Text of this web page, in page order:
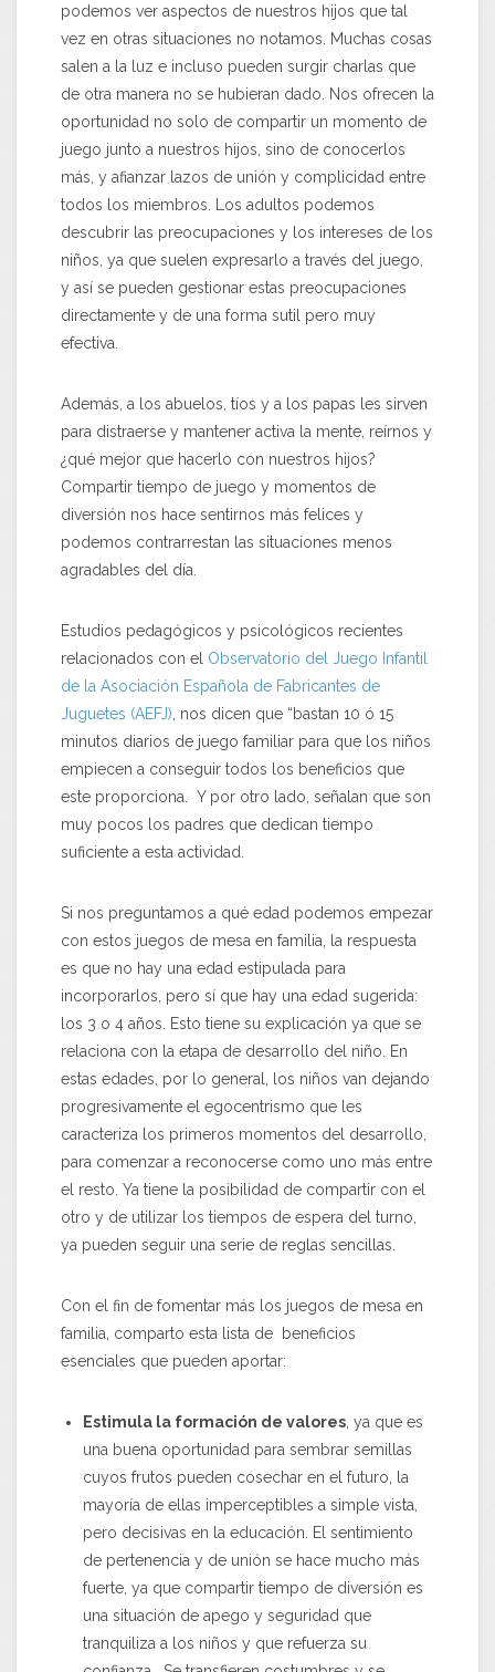
podemos ver aspectos de nuestros hijos que tal
vez en otras situaciones no notamos. Muchas cosas
salen a la luz e incluso pueden surgir charlas que
de otra manera no se hubieran dado. Nos ofrecen la
oportunidad no solo de compartir un momento de
juego junto a nuestros hijos, sino de conocerlos
más, y afianzar lazos de unión y complicidad entre
todos los miembros. Los adultos podemos
descubrir las preocupaciones y los intereses de los
niños, ya que suelen expresarlo a través del juego,
y así se pueden gestionar estas preocupaciones
directamente y de una forma sutil pero muy
efectiva.
Además, a los abuelos, tíos y a los papas les sirven
para distraerse y mantener activa la mente, reírnos y
¿qué mejor que hacerlo con nuestros hijos?
Compartir tiempo de juego y momentos de
diversión nos hace sentirnos más felices y
podemos contrarrestan las situaciones menos
agradables del día.
Estudios pedagógicos y psicológicos recientes
relacionados con el Observatorio del Juego Infantil
de la Asociación Española de Fabricantes de
Juguetes (AEFJ) , nos dicen que “bastan 10 ó 15
minutos diarios de juego familiar para que los niños
empiecen a conseguir todos los beneficios que
este proporciona. Y por otro lado, señalan que son
muy pocos los padres que dedican tiempo
suficiente a esta actividad.
Si nos preguntamos a qué edad podemos empezar
con estos juegos de mesa en familia, la respuesta
es que no hay una edad estipulada para
incorporarlos, pero sí que hay una edad sugerida:
los 3 o 4 años. Esto tiene su explicación ya que se
relaciona con la etapa de desarrollo del niño. En
estas edades, por lo general, los niños van dejando
progresivamente el egocentrismo que les
caracteriza los primeros momentos del desarrollo,
para comenzar a reconocerse como uno más entre
el resto. Ya tiene la posibilidad de compartir con el
otro y de utilizar los tiempos de espera del turno,
ya pueden seguir una serie de reglas sencillas.
Con el fin de fomentar más los juegos de mesa en
familia, comparto esta lista de beneficios
esenciales que pueden aportar:
Estimula la formación de valores , ya que es
una buena oportunidad para sembrar semillas
cuyos frutos pueden cosechar en el futuro, la
mayoría de ellas imperceptibles a simple vista,
pero decisivas en la educación. El sentimiento
de pertenencia y de unión se hace mucho más
fuerte, ya que compartir tiempo de diversión es
una situación de apego y seguridad que
tranquiliza a los niños y que refuerza su